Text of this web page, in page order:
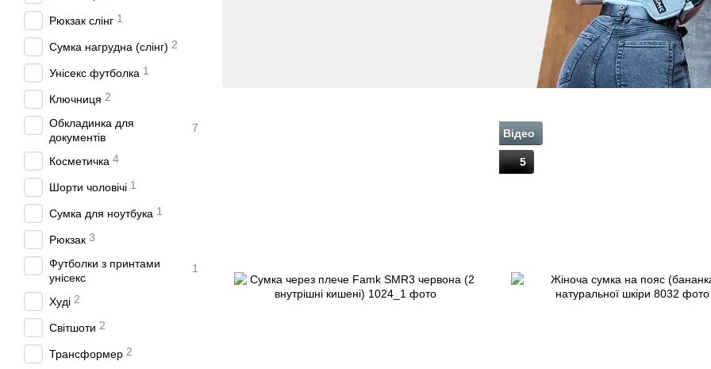
Відео
5
Рюкзак слінг 1
Сумка нагрудна (слінг) 2
Унісекс футболка 1
Ключниця 2
Обкладинка для
документів
7
Косметичка 4
Шорти чоловічі 1
Сумка для ноутбука 1
Рюкзак 3
Футболки з принтами
унісекс
1
Худі 2
Світшоти 2
Трансформер 2